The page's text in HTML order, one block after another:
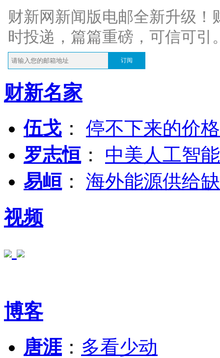
财新网新闻版电邮全新升级
时投递，篇篇重磅，可信可引
订阅
财新名家
伍戈 ： 停不下来的价
罗志恒 ： 中美人工智
易峘 ： 海外能源供给
视频
博客
唐涯： 多看少动